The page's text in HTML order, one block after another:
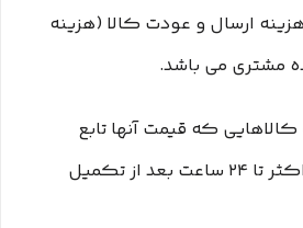
هزینه ارسال و عودت کالا (هزینه
مشتری می باشد.
کالاهایی که قیمت آنها تابع
نوسانات بازار است، حداکثر تا ۲۴ ساعت بعد از تکمیل